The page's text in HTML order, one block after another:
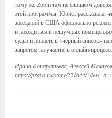
тому же Zoom там не слишком
этой программы. Юрист рассказала,
заседаний в США официально
и находиться в нешумных
судьи и попасть в «черный список»
запретом на участие в онлайн-
Ирина Кондратьева, Алексей
https://pravo.ru/story/221644/